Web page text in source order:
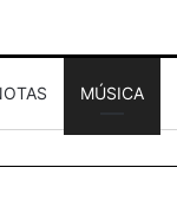
MÚSICA